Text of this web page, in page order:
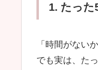
1. たった
「時間がない
でも実は、た